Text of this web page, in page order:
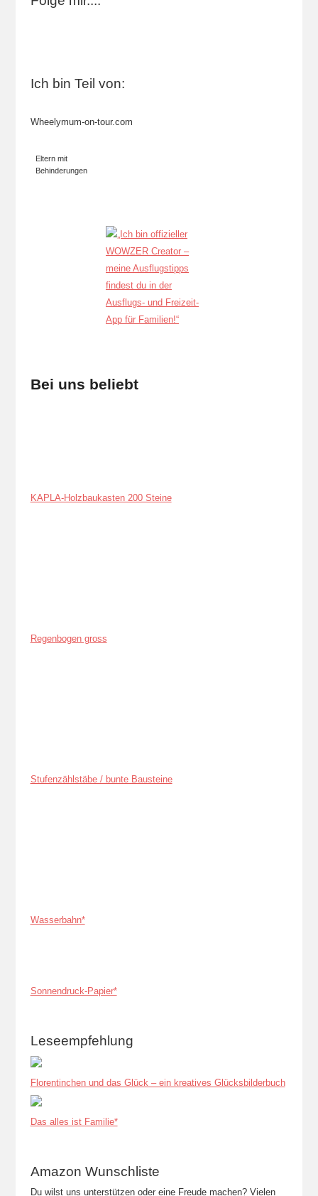
Ich bin Teil von:
Wheelymum-on-tour.com
Eltern mit
Behinderungen
Bei uns beliebt
KAPLA-Holzbaukasten 200 Steine
Regenbogen gross
Stufenzählstäbe / bunte Bausteine
Wasserbahn*
Sonnendruck-Papier*
Leseempfehlung
Florentinchen und das Glück – ein kreatives Glücksbilderbuch
Das alles ist Familie*
Amazon Wunschliste
Du wilst uns unterstützen oder eine Freude machen? Vielen